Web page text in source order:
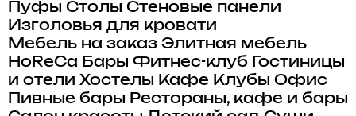
Пуфы Столы Стеновые панели
Изголовья для кровати
Мебель на заказ Элитная мебель
HoReCa Бары Фитнес-клуб
Гостиницы
и отели Хостелы Кафе Клубы Офис
Пивные бары Рестораны, кафе и бары